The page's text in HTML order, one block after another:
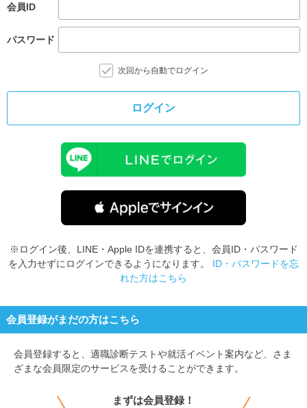
会員ID
パスワード
次回から自動でログイン
ログイン
※ログイン後、LINE・Apple IDを連携すると、会員ID・パスワード
を入力せずにログインできるようになります。 ID・パスワードを忘
れた方はこちら
会員登録がまだの方はこちら
会員登録すると、 適職診断テストや就活イベント案内など、さま
ざまな会員限定のサービスを受けることができます。
まずは会員登録！